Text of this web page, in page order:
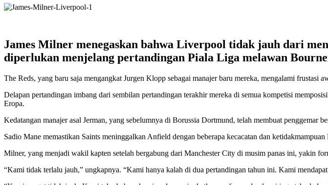
James Milner menegaskan bahwa Liverpool tidak jauh dari
diperlukan menjelang pertandingan Piala Liga melawan
The Reds, yang baru saja mengangkat Jurgen Klopp sebagai manajer baru mereka, mengalami frustasi
Delapan pertandingan imbang dari sembilan pertandingan terakhir mereka di semua kompetisi
Eropa.
Kedatangan manajer asal Jerman, yang sebelumnya di Borussia Dortmund, telah membuat penggemar
Sadio Mane memastikan Saints meninggalkan Anfield dengan beberapa kecacatan dan
Milner, yang menjadi wakil kapten setelah bergabung dari Manchester City di musim panas ini, yakin
“Kami tidak terlalu jauh,” ungkapnya. “Kami hanya kalah di dua pertandingan tahun ini. Kami